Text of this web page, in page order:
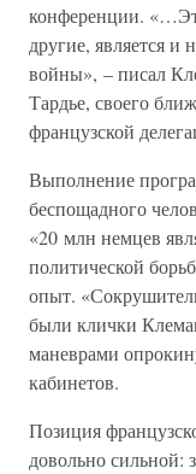
конференции.
другие, является
войны», – писал
Тардье, своего
французской
Выполнение
беспощадного
«20 млн немцев
политической
опыт.
были клички
маневрами
кабинетов.
Позиция
довольно сильной: